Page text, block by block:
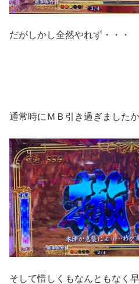
だがしかし全然やれず・・・
通常時にＭＢ引き過ぎました
そして惜しくもなんともなく